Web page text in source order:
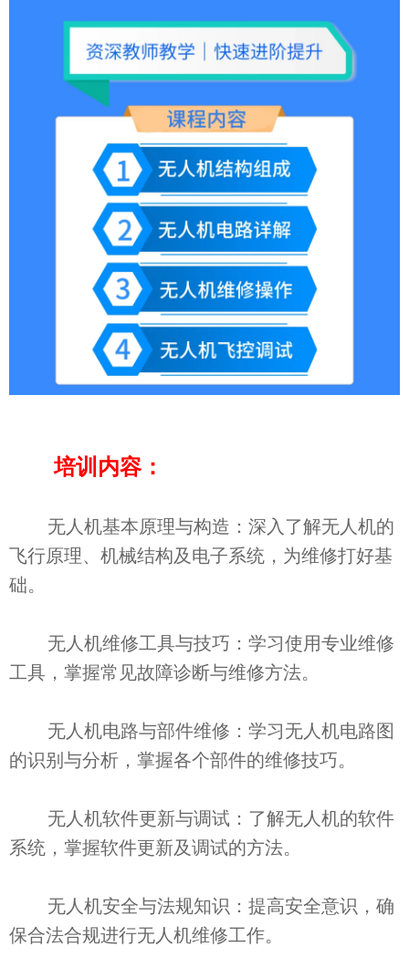
培训内容：
无人机基本原理与构造：深入了解无人机的
飞行原理、机械结构及电子系统，为维修打好基
础。
无人机维修工具与技巧：学习使用专业维修
工具，掌握常见故障诊断与维修方法。
无人机电路与部件维修：学习无人机电路图
的识别与分析，掌握各个部件的维修技巧。
无人机软件更新与调试：了解无人机的软件
系统，掌握软件更新及调试的方法。
无人机安全与法规知识：提高安全意识，确
保合法合规进行无人机维修工作。